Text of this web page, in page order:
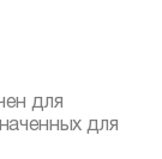
для
для